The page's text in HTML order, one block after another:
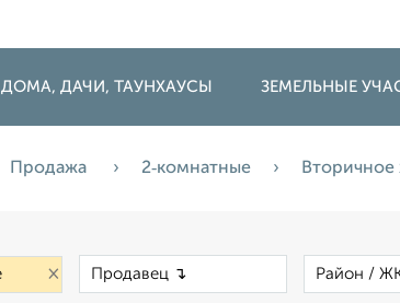
ДОМА, ДАЧИ, ТАУНХАУСЫ ЗЕМЕЛЬНЫЕ
Продажа 2‑комнатные Вторичное
×